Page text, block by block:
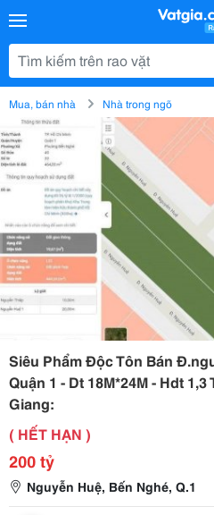
Mua, bán nhà Nhà trong ngõ
Siêu Phẩm Độc Tôn Bán
Quận 1 - Dt 18M*24M - Hdt
Giang:
( HẾT HẠN )
200 tỷ
Nguyễn Huệ, Bến Nghé, Q.1